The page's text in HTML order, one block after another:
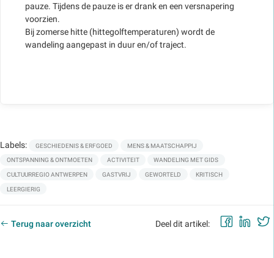
pauze. Tijdens de pauze is er drank en een versnapering
voorzien.
Bij zomerse hitte (hittegolftemperaturen) wordt de
wandeling aangepast in duur en/of traject.
Labels: GESCHIEDENIS & ERFGOED MENS & MAATSCHAPPIJ
ONTSPANNING & ONTMOETEN ACTIVITEIT WANDELING MET GIDS
CULTUURREGIO ANTWERPEN GASTVRIJ GEWORTELD KRITISCH
LEERGIERIG
Terug naar overzicht Deel dit artikel: